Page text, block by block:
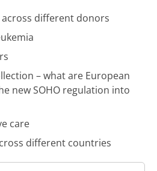
across different donors
– what are European
new SOHO regulation into
care
different countries